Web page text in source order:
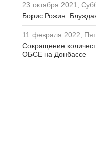
23 октября 2021,
Борис Рожин:
11 февраля 2022,
Сокращение
ОБСЕ на Донбассе